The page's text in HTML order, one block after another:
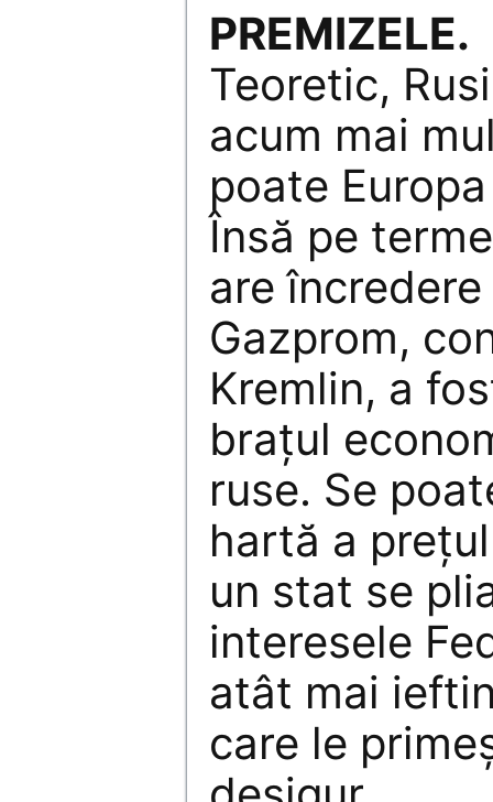
PREMIZELE.
Teoretic,
acum mai
poate
Însă pe
are
Gazprom,
Kremlin, a
braţul
ruse. Se
hartă a
un stat se
interesele
atât mai
care le